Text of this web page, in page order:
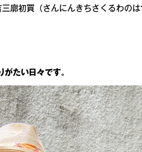
廓初買（さんにんきちさくるわの
がたい日々です。